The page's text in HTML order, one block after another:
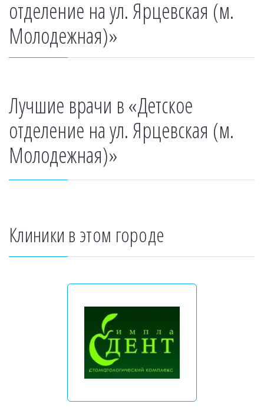
отделение на ул. Ярцевская (м.
Молодежная)»
Лучшие врачи в «Детское
отделение на ул. Ярцевская (м.
Молодежная)»
Клиники в этом городе